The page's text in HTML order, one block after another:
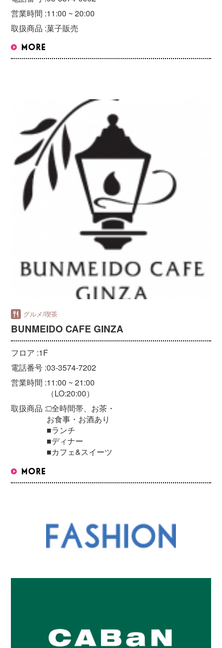
営業時間 :11:00 ~ 20:00
取扱商品 :菓子販売
グルメ/喫茶
BUNMEIDO CAFE GINZA
フロア :1F
電話番号 :03-3574-7202
営業時間 :11:00 ~ 21:00
（LO:20:00）
取扱商品 :□全時間帯、お茶・
お食事・お酒あり
■ランチ
■ディナー
■カフェ&スイーツ